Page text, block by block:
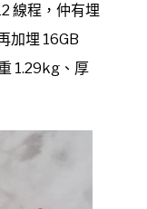
線程，仲有埋
加埋 16GB
1.29kg、厚